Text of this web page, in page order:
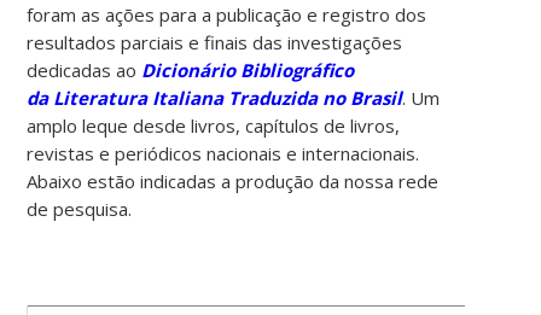
foram as ações para a publicação e registro dos
resultados parciais e finais das investigações
dedicadas ao Dicionário Bibliográfico
da Literatura Italiana Traduzida no Brasil. Um
amplo leque desde livros, capítulos de livros,
revistas e periódicos nacionais e internacionais.
Abaixo estão indicadas a produção da nossa rede
de pesquisa.